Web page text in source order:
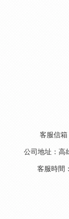
客服信
公司地址：高
客服時間